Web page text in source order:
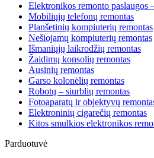
Elektronikos remonto paslaugos
Mobiliųjų telefonų remontas
Planšetinių kompiuterių remontas
Nešiojamų kompiuterių remontas
Išmaniųjų laikrodžių remontas
Žaidimų konsolių remontas
Ausinių remontas
Garso kolonėlių remontas
Robotų – siurblių remontas
Fotoaparatų ir objektyvų
Elektroninių cigarečių remontas
Kitos smulkios elektronikos
Parduotuvė